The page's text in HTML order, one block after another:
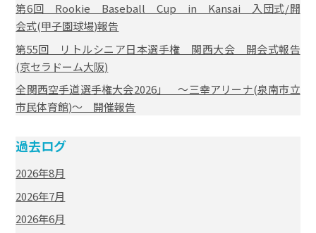
第6回 Rookie Baseball Cup in Kansai 入団式/開
会式(甲子園球場)報告
第55回 リトルシニア日本選手権 関西大会 開会式報告
(京セラドーム大阪)
全関西空手道選手権大会2026」 ～三幸アリーナ(泉南市立
市民体育館)～ 開催報告
過去ログ
2026年8月
2026年7月
2026年6月